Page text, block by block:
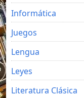
Informática
Juegos
Lengua
Leyes
Literatura Clásica